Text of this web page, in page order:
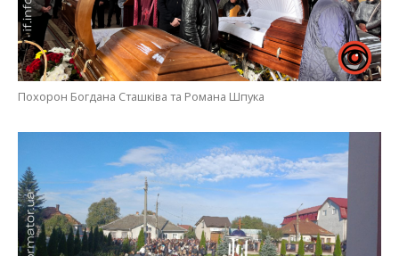
Похорон Богдана Сташківа та Романа Шпука